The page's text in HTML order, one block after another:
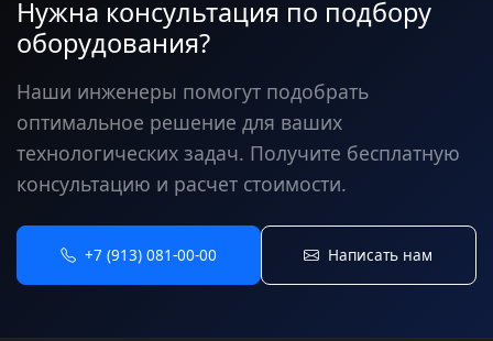
Нужна консультация по подбору
оборудования?
Наши инженеры помогут подобрать
оптимальное решение для ваших
технологических задач. Получите бесплатную
консультацию и расчет стоимости.
+7 (913) 081-00-00 Написать нам